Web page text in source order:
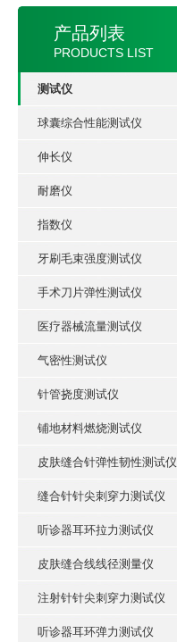
产品列表
PRODUCTS LIST
测试仪
球囊综合性能测试仪
伸长仪
耐磨仪
指数仪
牙刷毛束强度测试仪
手术刀片弹性测试仪
医疗器械流量测试仪
气密性测试仪
针管挠度测试仪
铺地材料燃烧测试仪
皮肤缝合针弹性韧性测试仪
缝合针针尖刺穿力测试仪
听诊器耳环拉力测试仪
皮肤缝合线线径测量仪
注射针针尖刺穿力测试仪
听诊器耳环弹力测试仪